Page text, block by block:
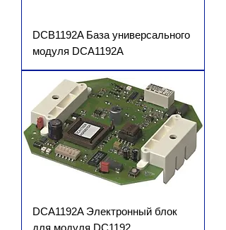
DCB1192A База универсального
модуля DCA1192A
DCA1192A Электронный блок
для модуля DC1192